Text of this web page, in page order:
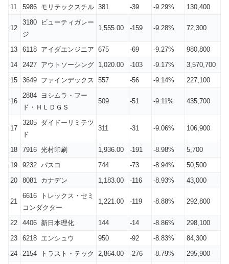
11 5986 モリテックスチル 381 -39 -9.29% 130,400
12
3180 ビューティガレー
ジ
1,555.00 -159 -9.28% 72,300
13 6118 アイダエンジニア 675 -69 -9.27%
980,800
14
2427 アウトソーシング 1,020.00 -103 -9.17%
3,570,700
15
3649 ファインデックス 557 -56 -9.14% 227,100
16
2884 ヨシムラ・フー
ド・ＨＬＤＧＳ
509 -51 -9.11% 435,700
17
3205 ダイドーリミテツ
ド
311 -31 -9.06% 106,900
18 7916 光村印刷 1,936.00 -191 -8.98%
5,700
19
9232 パスコ 744 -73 -8.94%
50,500
20
8081 カナデン 1,183.00 -116 -8.93% 43,000
21
6616 トレックス・セミ
コンダクター
1,221.00 -119 -8.88% 292,800
22 4406 新日本理化 144 -14 -8.86%
298,100
23
6218 エンシュウ 950 -92 -8.83%
84,300
24
2154 トラスト・テック 2,864.00 -276 -8.79% 295,900